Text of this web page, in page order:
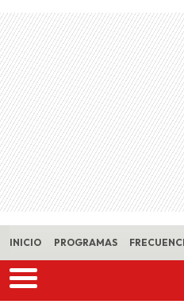
Skip to main content
INICIO PROGRAMAS